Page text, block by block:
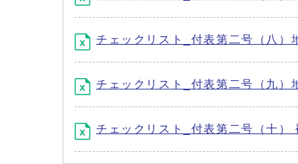
チェックリスト_付表第二号（八
チェックリスト_付表第二号（九
チェックリスト_付表第二号（十